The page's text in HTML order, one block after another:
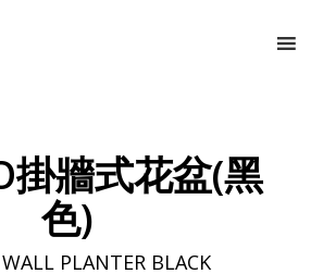
掛牆式花盆(黑
色)
PLANTER BLACK